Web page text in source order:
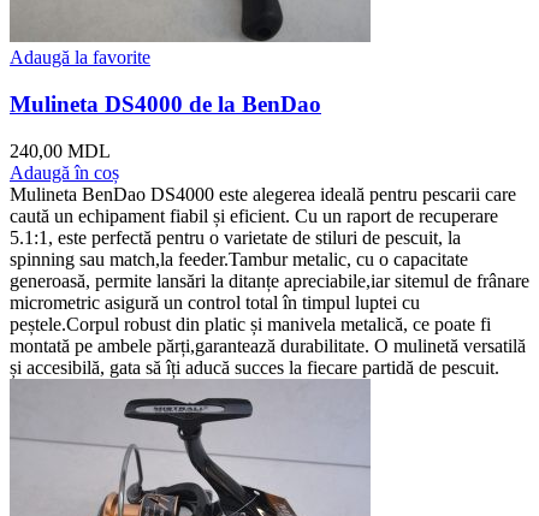
Adaugă la favorite
Mulineta DS4000 de la BenDao
240,00 MDL
Adaugă în coș
Mulineta BenDao DS4000 este alegerea ideală pentru pescarii care
caută un echipament fiabil și eficient. Cu un raport de recuperare
5.1:1, este perfectă pentru o varietate de stiluri de pescuit, la
spinning sau match,la feeder.Tambur metalic, cu o capacitate
generoasă, permite lansări la ditanțe apreciabile,iar sitemul de frânare
micrometric asigură un control total în timpul luptei cu
peștele.Corpul robust din platic și manivela metalică, ce poate fi
montată pe ambele părți,garantează durabilitate. O mulinetă versatilă
și accesibilă, gata să îți aducă succes la fiecare partidă de pescuit.